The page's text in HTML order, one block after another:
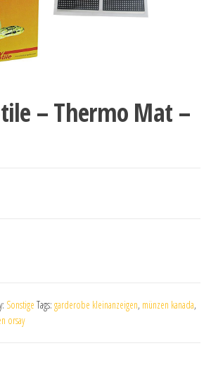
– Thermo Mat –
Sonstige Tags: garderobe kleinanzeigen, münzen kanada,
orsay